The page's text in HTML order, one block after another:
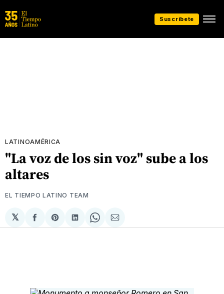
Suscríbete
LATINOAMÉRICA
"La voz de los sin voz" sube a los
altares
EL TIEMPO LATINO TEAM
𝕏
Compartir
en
Share
on
Compartir
en
Share
on
Compartir
via